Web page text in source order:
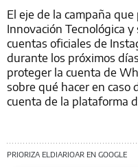
El eje de la campaña
Innovación Tecnológica
cuentas oficiales de
durante los próximos
proteger la cuenta de
sobre qué hacer en caso
cuenta de la plataforma
PRIORIZA ELDIARIOAR EN GOOGLE